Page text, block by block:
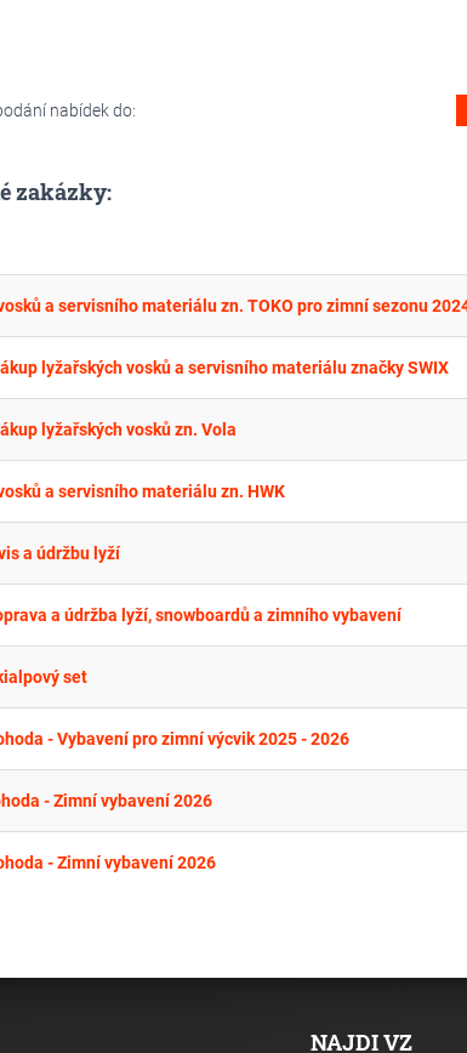
nabídek do:
zakázky:
a servisního materiálu zn. TOKO pro zimní sezonu
lyžařských vosků a servisního materiálu značky SWIX
lyžařských vosků zn. Vola
a servisního materiálu zn. HWK
a údržbu lyží
a údržba lyží, snowboardů a zimního vybavení
set
- Vybavení pro zimní výcvik 2025 - 2026
- Zimní vybavení 2026
- Zimní vybavení 2026
NAJDI VZ